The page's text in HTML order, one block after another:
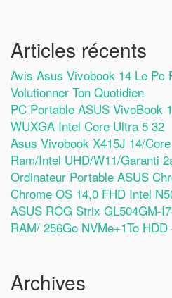
Articles récents
Avis Asus Vivobook 14 Le Pc
Volutionner Ton Quotidien
PC Portable ASUS VivoBook
WUXGA Intel Core Ultra 5 32
Asus Vivobook X415J 14/
Ram/Intel UHD/W11/Garanti
Ordinateur Portable ASUS
Chrome OS 14,0 FHD Intel
ASUS ROG Strix GL504GM-
RAM/ 256Go NVMe+1To HDD
Archives